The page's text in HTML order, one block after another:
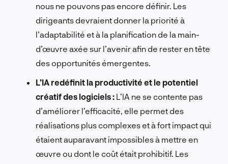
nous ne pouvons pas encore définir. Les
dirigeants devraient donner la priorité à
l’adaptabilité et à la planification de la main-
d’œuvre axée sur l’avenir afin de rester en tête
des opportunités émergentes.
L’IA redéfinit la productivité et le potentiel
créatif des logiciels : L’IA ne se contente pas
d’améliorer l’efficacité, elle permet des
réalisations plus complexes et à fort impact qui
étaient auparavant impossibles à mettre en
œuvre ou dont le coût était prohibitif. Les